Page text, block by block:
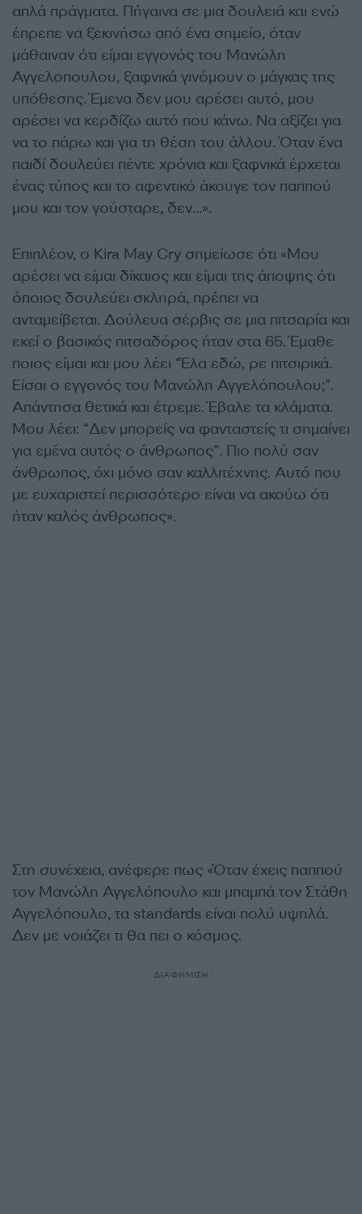
απλά πράγματα. Πήγαινα σε μια δουλειά και ενώ
έπρεπε να ξεκινήσω από ένα σημείο, όταν
μάθαιναν ότι είμαι εγγονός του Μανώλη
Αγγελοπουλου, ξαφνικά γινόμουν ο μάγκας της
υπόθεσης. Έμενα δεν μου αρέσει αυτό, μου
αρέσει να κερδίζω αυτό που κάνω. Να αξίζει για
να το πάρω και για τη θέση του άλλου. Όταν ένα
παιδί δουλεύει πέντε χρόνια και ξαφνικά έρχεται
ένας τύπος και το αφεντικό άκουγε τον παππού
μου και τον γούσταρε, δεν…».
Επιπλέον, ο Kira May Cry σημείωσε ότι «Μου
αρέσει να είμαι δίκαιος και είμαι της άποψης ότι
όποιος δουλεύει σκληρά, πρέπει να
ανταμείβεται. Δούλευα σέρβις σε μια πιτσαρία και
εκεί ο βασικός πιτσαδόρος ήταν στα 65. Έμαθε
ποιος είμαι και μου λέει “Έλα εδώ, ρε πιτσιρικά.
Είσαι ο εγγονός του Μανώλη Αγγελόπουλου;”.
Απάντησα θετικά και έτρεμε. Έβαλε τα κλάματα.
Μου λέει: “Δεν μπορείς να φανταστείς τι σημαίνει
για εμένα αυτός ο άνθρωπος”. Πιο πολύ σαν
άνθρωπος, όχι μόνο σαν καλλιτέχνης. Αυτό που
με ευχαριστεί περισσότερο είναι να ακούω ότι
ήταν καλός άνθρωπος».
Στη συνέχεια, ανέφερε πως «Όταν έχεις παππού
τον Μανώλη Αγγελόπουλο και μπαμπά τον Στάθη
Αγγελόπουλο, τα standards είναι πολύ υψηλά.
Δεν με νοιάζει τι θα πει ο κόσμος.
ΔΙΑΦΗΜΙΣΗ